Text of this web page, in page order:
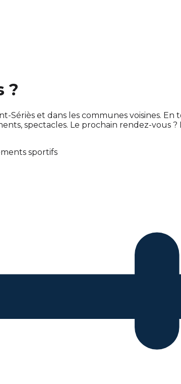
?
Sériès et dans les communes voisines.
spectacles. Le prochain rendez-vous ?
sportifs